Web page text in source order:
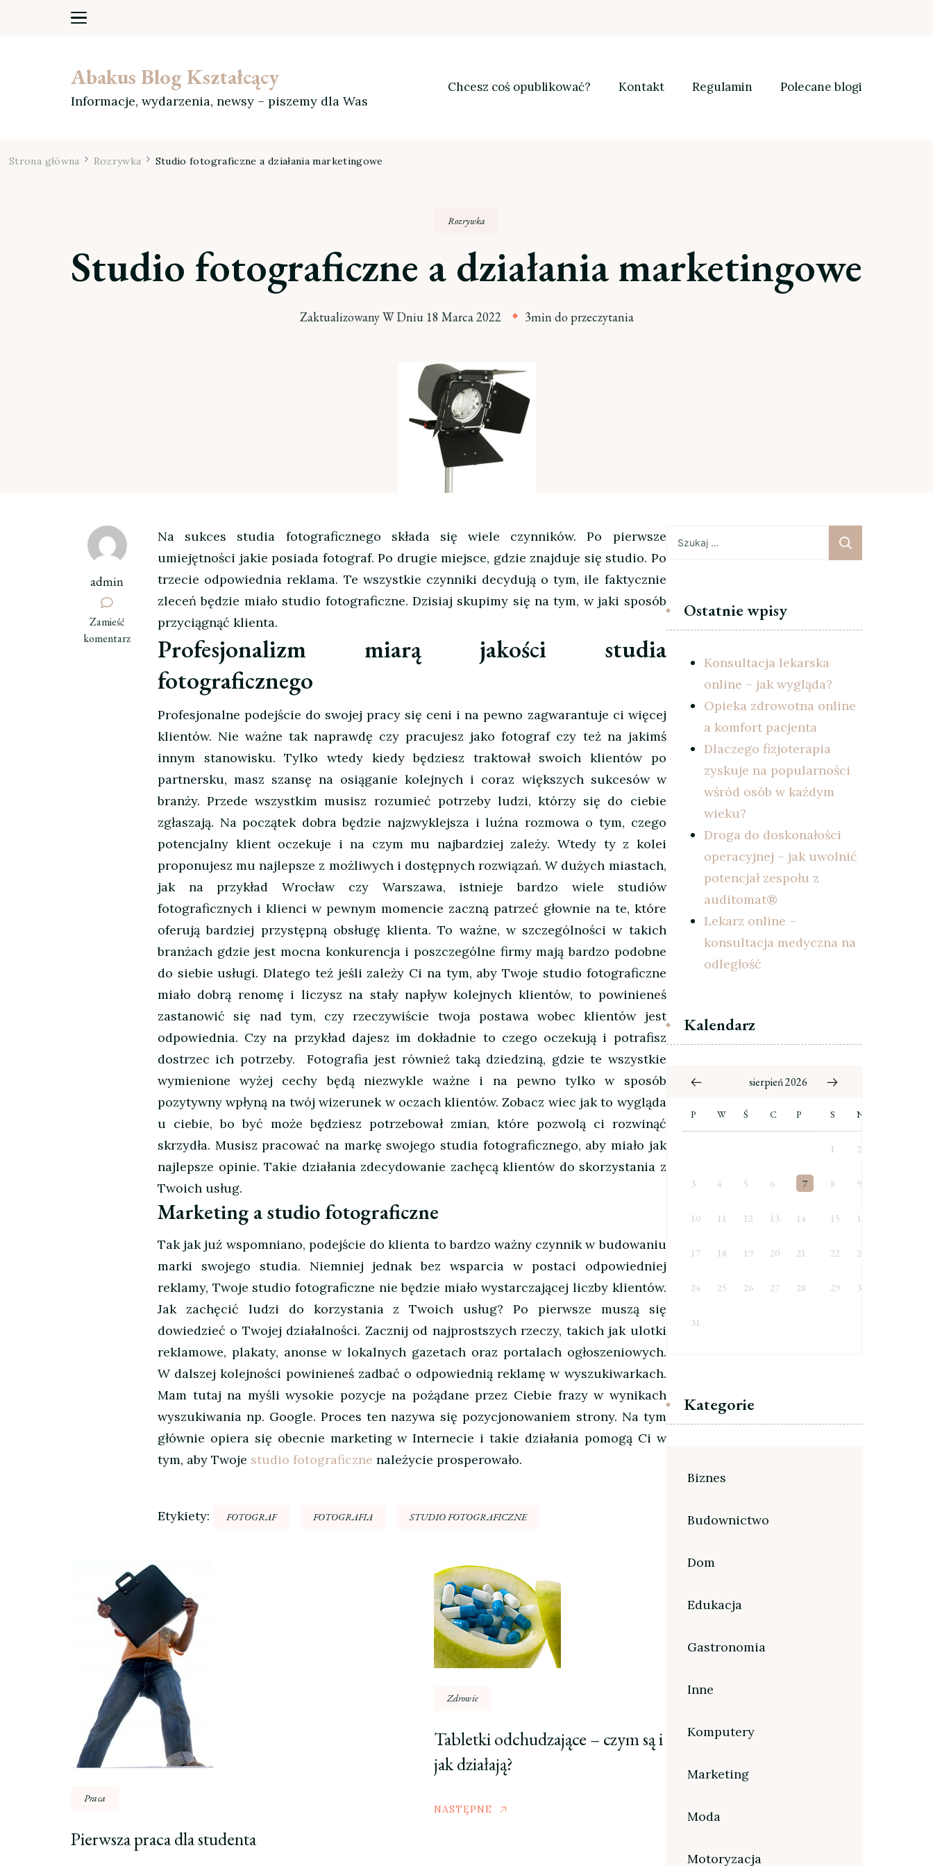
Abakus Blog Kształcący
Informacje, wydarzenia, newsy – piszemy dla Was
Chcesz coś opublikować? Kontakt Regulamin Polecane blogi
Strona główna Rozrywka Studio fotograficzne a działania marketingowe
Rozrywka
Studio fotograficzne a działania marketingowe
Zaktualizowany W Dniu 18 Marca 2022 3min do przeczytania
admin
Zamieść
komentarz
we
wpisie
fotograficzne
marketingowe
Na sukces studia fotograficznego składa się wiele czynników. Po pierwsze
umiejętności jakie posiada fotograf. Po drugie miejsce, gdzie znajduje się studio. Po
trzecie odpowiednia reklama. Te wszystkie czynniki decydują o tym, ile faktycznie
zleceń będzie miało studio fotograficzne. Dzisiaj skupimy się na tym, w jaki sposób
przyciągnąć klienta.
Profesjonalizm miarą jakości studia
fotograficznego
Profesjonalne podejście do swojej pracy się ceni i na pewno zagwarantuje ci więcej
klientów. Nie ważne tak naprawdę czy pracujesz jako fotograf czy też na jakimś
innym stanowisku. Tylko wtedy kiedy będziesz traktował swoich klientów po
partnersku, masz szansę na osiąganie kolejnych i coraz większych sukcesów w
branży. Przede wszystkim musisz rozumieć potrzeby ludzi, którzy się do ciebie
zgłaszają. Na początek dobra będzie najzwyklejsza i luźna rozmowa o tym, czego
potencjalny klient oczekuje i na czym mu najbardziej zależy. Wtedy ty z kolei
proponujesz mu najlepsze z możliwych i dostępnych rozwiązań. W dużych miastach,
jak na przykład Wrocław czy Warszawa, istnieje bardzo wiele studiów
fotograficznych i klienci w pewnym momencie zaczną patrzeć głownie na te, które
oferują bardziej przystępną obsługę klienta. To ważne, w szczególności w takich
branżach gdzie jest mocna konkurencja i poszczególne firmy mają bardzo podobne
do siebie usługi. Dlatego też jeśli zależy Ci na tym, aby Twoje studio fotograficzne
miało dobrą renomę i liczysz na stały napływ kolejnych klientów, to powinieneś
zastanowić się nad tym, czy rzeczywiście twoja postawa wobec klientów jest
odpowiednia. Czy na przykład dajesz im dokładnie to czego oczekują i potrafisz
dostrzec ich potrzeby. Fotografia jest również taką dziedziną, gdzie te wszystkie
wymienione wyżej cechy będą niezwykle ważne i na pewno tylko w sposób
pozytywny wpłyną na twój wizerunek w oczach klientów. Zobacz wiec jak to wygląda
u ciebie, bo być może będziesz potrzebował zmian, które pozwolą ci rozwinąć
skrzydła. Musisz pracować na markę swojego studia fotograficznego, aby miało jak
najlepsze opinie. Takie działania zdecydowanie zachęcą klientów do skorzystania z
Twoich usług.
Marketing a studio fotograficzne
Tak jak już wspomniano, podejście do klienta to bardzo ważny czynnik w budowaniu
marki swojego studia. Niemniej jednak bez wsparcia w postaci odpowiedniej
reklamy, Twoje studio fotograficzne nie będzie miało wystarczającej liczby klientów.
Jak zachęcić ludzi do korzystania z Twoich usług? Po pierwsze muszą się
dowiedzieć o Twojej działalności. Zacznij od najprostszych rzeczy, takich jak ulotki
reklamowe, plakaty, anonse w lokalnych gazetach oraz portalach ogłoszeniowych.
W dalszej kolejności powinieneś zadbać o odpowiednią reklamę w wyszukiwarkach.
Mam tutaj na myśli wysokie pozycje na pożądane przez Ciebie frazy w wynikach
wyszukiwania np. Google. Proces ten nazywa się pozycjonowaniem strony. Na tym
głównie opiera się obecnie marketing w Internecie i takie działania pomogą Ci w
tym, aby Twoje studio fotograficzne należycie prosperowało.
Etykiety: FOTOGRAF FOTOGRAFIA STUDIO FOTOGRAFICZNE
Nawigacja
wpisu
Praca
Pierwsza praca dla studenta
Zdrowie
Tabletki odchudzające – czym są i
jak działają?
NASTĘPNE
Szukaj:
Ostatnie wpisy
Konsultacja lekarska
online – jak wygląda?
Opieka zdrowotna online
a komfort pacjenta
Dlaczego fizjoterapia
zyskuje na popularności
wśród osób w każdym
wieku?
Droga do doskonałości
operacyjnej – jak uwolnić
potencjał zespołu z
auditomat®
Lekarz online –
konsultacja medyczna na
odległość
Kalendarz
sierpień 2026
P W Ś C P S N
1 2
3 4 5 6 7 8 9
10 11 12 13 14 15 16
17 18 19 20 21 22 23
24 25 26 27 28 29 30
31
Kategorie
Biznes
Budownictwo
Dom
Edukacja
Gastronomia
Inne
Komputery
Marketing
Moda
Motoryzacja